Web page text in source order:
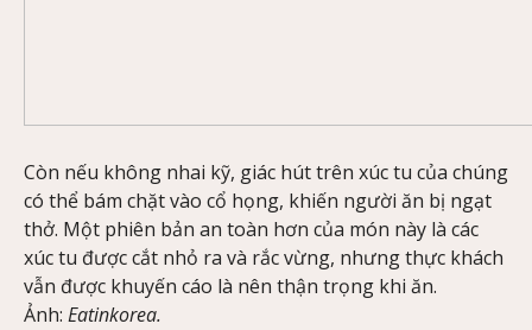
Còn nếu không nhai kỹ, giác hút trên xúc tu của chúng
có thể bám chặt vào cổ họng, khiến người ăn bị ngạt
thở. Một phiên bản an toàn hơn của món này là các
xúc tu được cắt nhỏ ra và rắc vừng, nhưng thực khách
vẫn được khuyến cáo là nên thận trọng khi ăn.
Ảnh: Eatinkorea.